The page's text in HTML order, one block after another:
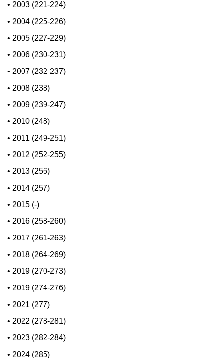
• 2003 (221-224)
• 2004 (225-226)
• 2005 (227-229)
• 2006 (230-231)
• 2007 (232-237)
• 2008 (238)
• 2009 (239-247)
• 2010 (248)
• 2011 (249-251)
• 2012 (252-255)
• 2013 (256)
• 2014 (257)
• 2015 (-)
• 2016 (258-260)
• 2017 (261-263)
• 2018 (264-269)
• 2019 (270-273)
• 2019 (274-276)
• 2021 (277)
• 2022 (278-281)
• 2023 (282-284)
• 2024 (285)